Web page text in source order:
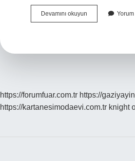
Devamını okuyun Alacamenekşe
Nasıl
Yorum
https://forumfuar.com.tr https://
https://kartanesimodaevi.com.tr knight